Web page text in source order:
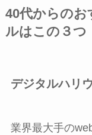
40代からの
ルはこの３つ
デジタルハリ
業界最大手の